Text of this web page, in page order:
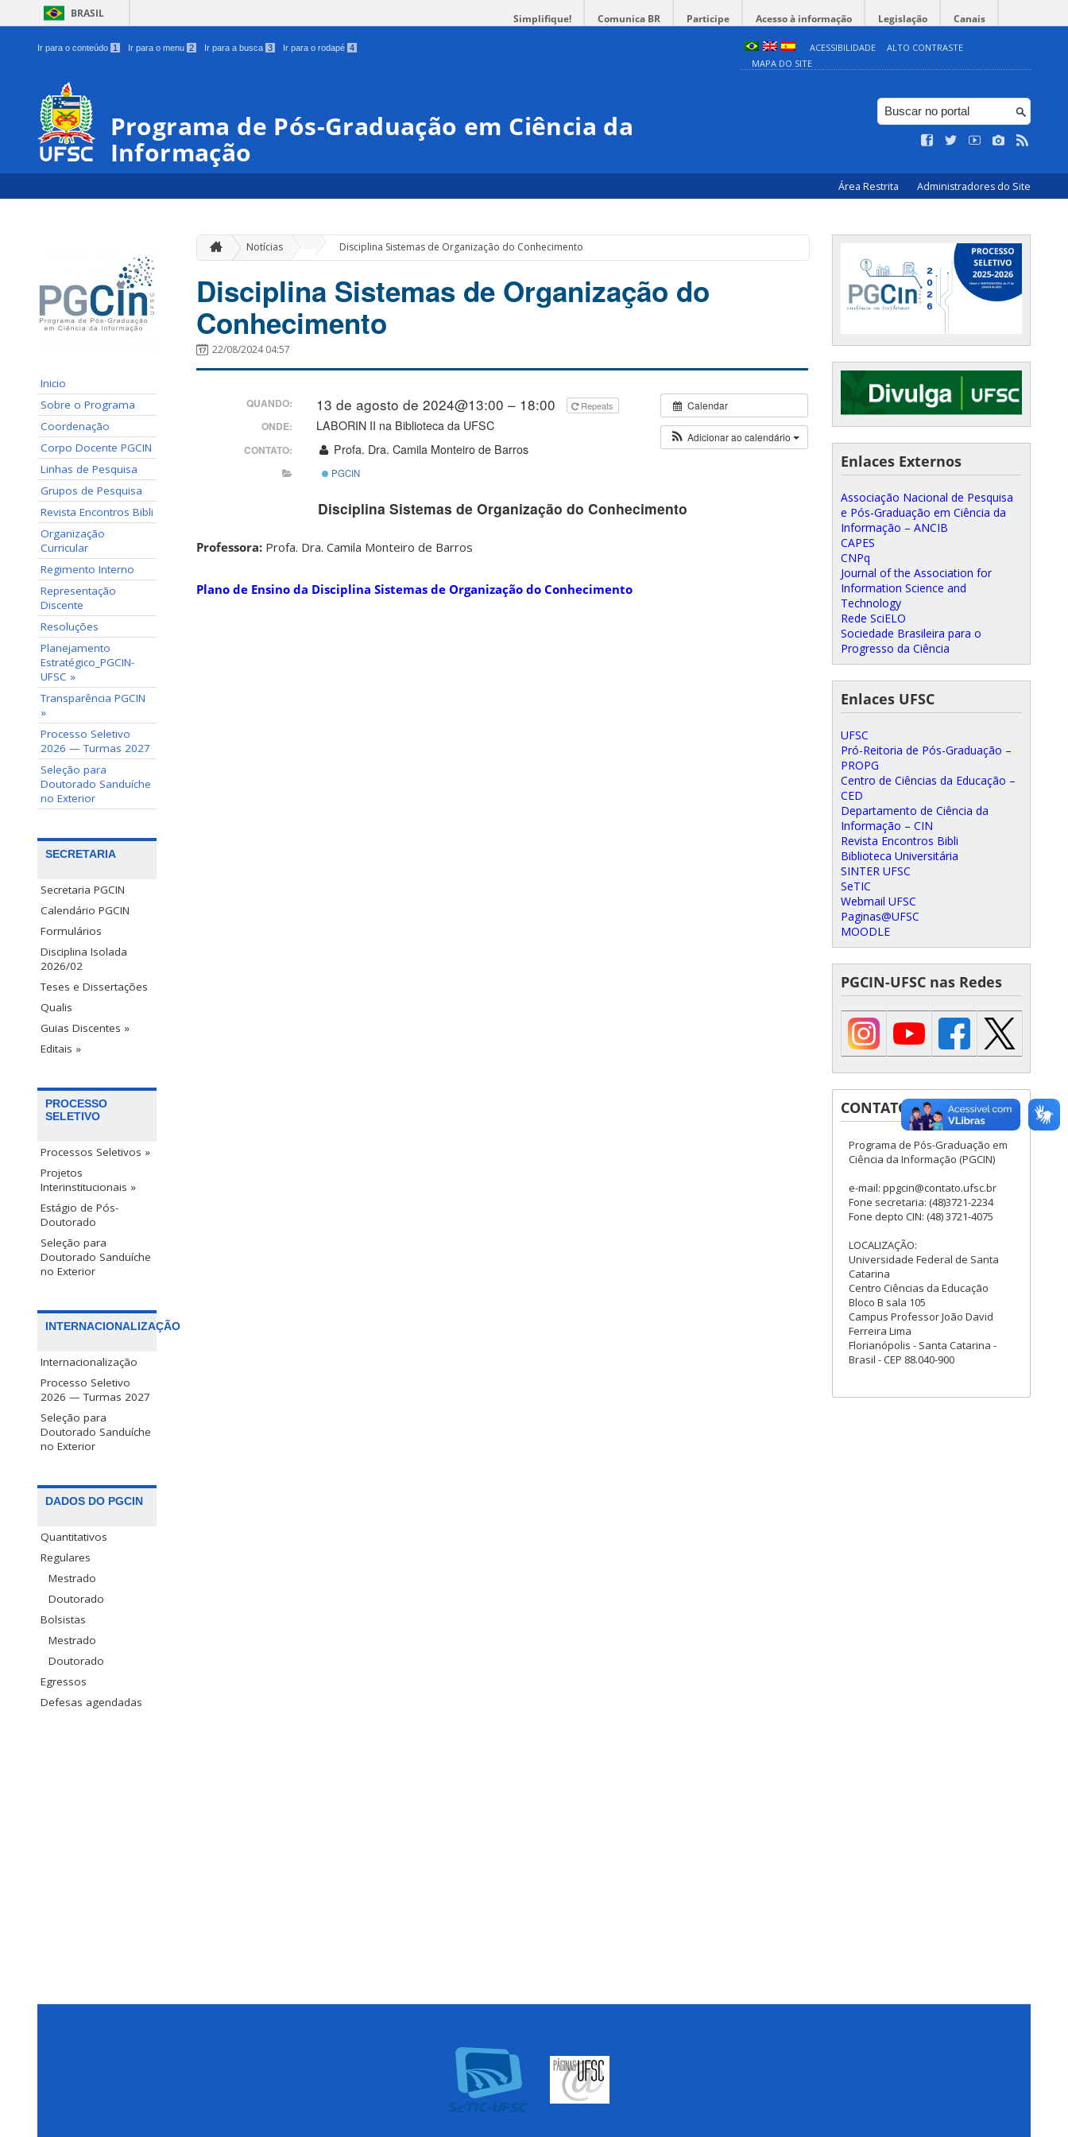
BRASIL Simplifique! Comunica BR Participe Acesso à informação Legislação Canais
Ir para o conteúdo 1 Ir para o menu 2 Ir para a busca 3 Ir para o rodapé 4 ACESSIBILIDADE
ALTO CONTRASTE
MAPA DO SITE
Programa de Pós-Graduação em Ciência da
Informação
Área Restrita Administradores do Site
Inicio
Sobre o Programa
Coordenação
Corpo Docente PGCIN
Linhas de Pesquisa
Grupos de Pesquisa
Revista Encontros Bibli
Organização
Curricular
Regimento Interno
Representação
Discente
Resoluções
Planejamento
Estratégico_PGCIN-
UFSC »
Transparência PGCIN
»
Processo Seletivo
2026 — Turmas 2027
Seleção para
Doutorado Sanduíche
no Exterior
SECRETARIA
Secretaria PGCIN
Calendário PGCIN
Formulários
Disciplina Isolada
2026/02
Teses e Dissertações
Qualis
Guias Discentes »
Editais »
PROCESSO
SELETIVO
Processos Seletivos »
Projetos
Interinstitucionais »
Estágio de Pós-
Doutorado
Seleção para
Doutorado Sanduíche
no Exterior
INTERNACIONALIZAÇÃO
Internacionalização
Processo Seletivo
2026 — Turmas 2027
Seleção para
Doutorado Sanduíche
no Exterior
DADOS DO PGCIN
Quantitativos
Regulares
Mestrado
Doutorado
Bolsistas
Mestrado
Doutorado
Egressos
Defesas agendadas
Notícias Disciplina Sistemas de Organização do Conhecimento
Disciplina Sistemas de Organização do
Conhecimento
22/08/2024 04:57
Calendar
Adicionar ao calendário
QUANDO: 13 de agosto de 2024@13:00 – 18:00 Repeats
ONDE: LABORIN II na Biblioteca da UFSC
CONTATO: Profa. Dra. Camila Monteiro de Barros
PGCIN
Disciplina Sistemas de Organização do Conhecimento
Professora: Profa. Dra. Camila Monteiro de Barros
Plano de Ensino da Disciplina Sistemas de Organização do Conhecimento
Enlaces Externos
Associação Nacional de Pesquisa
e Pós-Graduação em Ciência da
Informação – ANCIB
CAPES
CNPq
Journal of the Association for
Information Science and
Technology
Rede SciELO
Sociedade Brasileira para o
Progresso da Ciência
Enlaces UFSC
UFSC
Pró-Reitoria de Pós-Graduação –
PROPG
Centro de Ciências da Educação –
CED
Departamento de Ciência da
Informação – CIN
Revista Encontros Bibli
Biblioteca Universitária
SINTER UFSC
SeTIC
Webmail UFSC
Paginas@UFSC
MOODLE
PGCIN-UFSC nas Redes
CONTATOS
Programa de Pós-Graduação em
Ciência da Informação (PGCIN)
e-mail: ppgcin@contato.ufsc.br
Fone secretaria: (48)3721-2234
Fone depto CIN: (48) 3721-4075
LOCALIZAÇÃO:
Universidade Federal de Santa
Catarina
Centro Ciências da Educação
Bloco B sala 105
Campus Professor João David
Ferreira Lima
Florianópolis - Santa Catarina -
Brasil - CEP 88.040-900